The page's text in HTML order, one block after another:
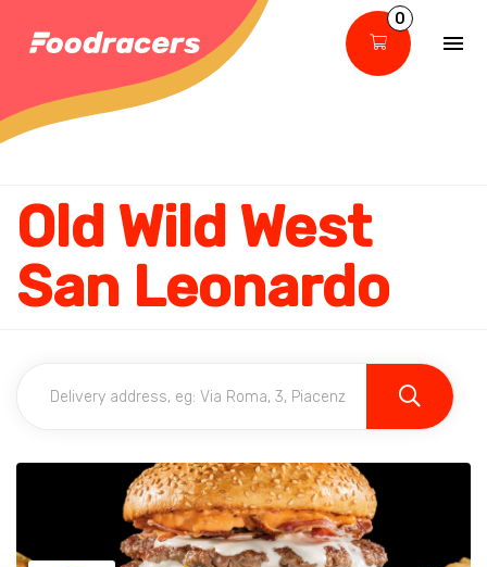
0
Old Wild West
San Leonardo